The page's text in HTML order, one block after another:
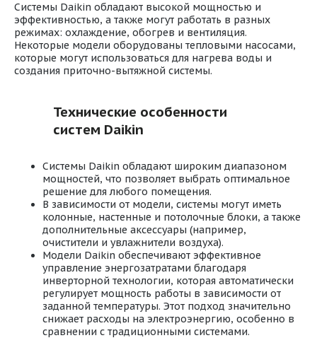
Системы Daikin обладают высокой мощностью и
эффективностью, а также могут работать в разных
режимах: охлаждение, обогрев и вентиляция.
Некоторые модели оборудованы тепловыми насосами,
которые могут использоваться для нагрева воды и
создания приточно-вытяжной системы.
Технические особенности
систем Daikin
Системы Daikin обладают широким диапазоном
мощностей, что позволяет выбрать оптимальное
решение для любого помещения.
В зависимости от модели, системы могут иметь
колонные, настенные и потолочные блоки, а также
дополнительные аксессуары (например,
очистители и увлажнители воздуха).
Модели Daikin обеспечивают эффективное
управление энергозатратами благодаря
инверторной технологии, которая автоматически
регулирует мощность работы в зависимости от
заданной температуры. Этот подход значительно
снижает расходы на электроэнергию, особенно в
сравнении с традиционными системами.